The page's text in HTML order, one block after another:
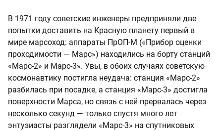
В 1971 году советские инженеры предприняли две
попытки доставить на Красную планету первый в
мире марсоход: аппараты ПрОП-М («Прибор оценки
проходимости — Марс») находились на борту станций
«Марс-2» и Марс-3». Увы, в обоих случаях советскую
космонавтику постигла неудача: станция «Марс-2»
разбилась при посадке, а станция «Марс-3» достигла
поверхности Марса, но связь с ней прервалась через
несколько секунд — только спустя много лет
энтузиасты разглядели «Марс-3» на спутниковых